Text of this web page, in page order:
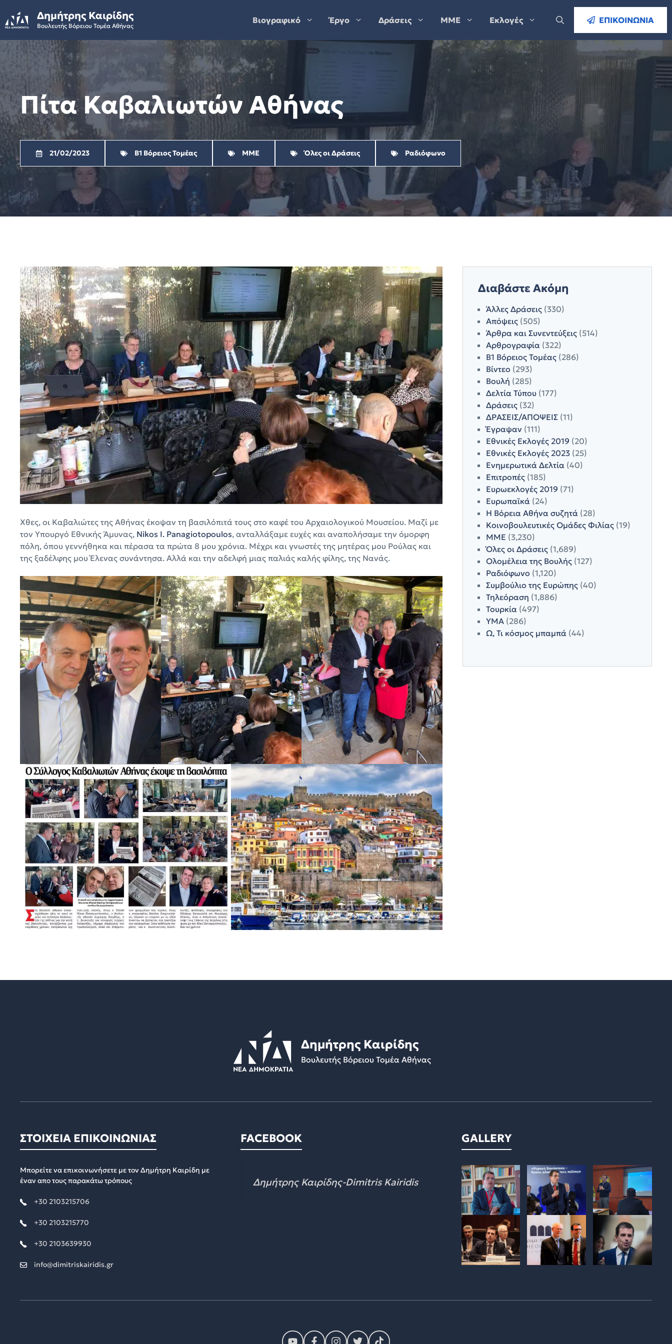
to
content
Δημήτρης Καιρίδης
Βουλευτής Βόρειου Τομέα Αθήνας
Βιογραφικό Έργο Δράσεις ΜΜΕ Εκλογές ΕΠΙΚΟΙΝΩΝΙΑ
Πίτα Καβαλιωτών Αθήνας
21/02/2023 Β1 Βόρειος Τομέας ΜΜΕ Όλες οι Δράσεις Ραδιόφωνο
Χθες, οι Καβαλιώτες της Αθήνας έκοψαν τη βασιλόπιτά τους στο καφέ του Αρχαιολογικού Μουσείου. Μαζί με
τον Υπουργό Εθνικής Άμυνας, Nikos I. Panagiotopoulos, ανταλλάξαμε ευχές και αναπολήσαμε την όμορφη
πόλη, όπου γεννήθηκα και πέρασα τα πρώτα 8 μου χρόνια. Μέχρι και γνωστές της μητέρας μου Ρούλας και
της ξαδέλφης μου Έλενας συνάντησα. Αλλά και την αδελφή μιας παλιάς καλής φίλης, της Νανάς.
Διαβάστε Ακόμη
Άλλες Δράσεις(330)
Απόψεις(505)
Άρθρα και Συνεντεύξεις(514)
Αρθρογραφία(322)
Β1 Βόρειος Τομέας(286)
Βίντεο (293)
Βουλή (285)
Δελτία Τύπου(177)
Δράσεις(32)
ΔΡΑΣΕΙΣ/ΑΠΟΨΕΙΣ(11)
Έγραψαν (111)
Εθνικές Εκλογές 2019 (20)
Εθνικές Εκλογές 2023(25)
Ενημερωτικά Δελτία(40)
Επιτροπές(185)
Ευρωεκλογές 2019 (71)
Ευρωπαϊκά(24)
Η Βόρεια Αθήνα συζητά(28)
Κοινοβουλευτικές Ομάδες Φιλίας(19)
ΜΜΕ (3,230)
Όλες οι Δράσεις(1,689)
Ολομέλεια της Βουλής(127)
Ραδιόφωνο (1,120)
Συμβούλιο της Ευρώπης(40)
Τηλεόραση (1,886)
Τουρκία(497)
ΥΜΑ(286)
Ω, Τι κόσμος μπαμπά(44)
Δημήτρης Καιρίδης
Βουλευτής Βόρειου Τομέα Αθήνας
ΣΤΟΙΧΕΙΑ ΕΠΙΚΟΙΝΩΝΙΑΣ
Μπορείτε να επικοινωνήσετε με τον Δημήτρη Καιρίδη με
έναν απο τους παρακάτω τρόπους
+30 2103215706
+30 2103215770
+30 2103639930
info@dimitriskairidis.gr
FACEBOOK
Δημήτρης Καιρίδης-Dimitris Kairidis
GALLERY